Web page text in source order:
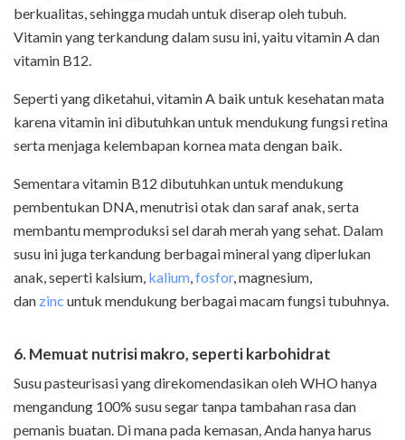
berkualitas, sehingga mudah untuk diserap oleh tubuh.
Vitamin yang terkandung dalam susu ini, yaitu vitamin A dan
vitamin B12.
Seperti yang diketahui, vitamin A baik untuk kesehatan mata
karena vitamin ini dibutuhkan untuk mendukung fungsi retina
serta menjaga kelembapan kornea mata dengan baik.
Sementara vitamin B12 dibutuhkan untuk mendukung
pembentukan DNA, menutrisi otak dan saraf anak, serta
membantu memproduksi sel darah merah yang sehat. Dalam
susu ini juga terkandung berbagai mineral yang diperlukan
anak, seperti kalsium, kalium,fosfor, magnesium,
dan zinc untuk mendukung berbagai macam fungsi tubuhnya.
6. Memuat nutrisi makro, seperti karbohidrat
Susu pasteurisasi yang direkomendasikan oleh WHO hanya
mengandung 100% susu segar tanpa tambahan rasa dan
pemanis buatan. Di mana pada kemasan, Anda hanya harus